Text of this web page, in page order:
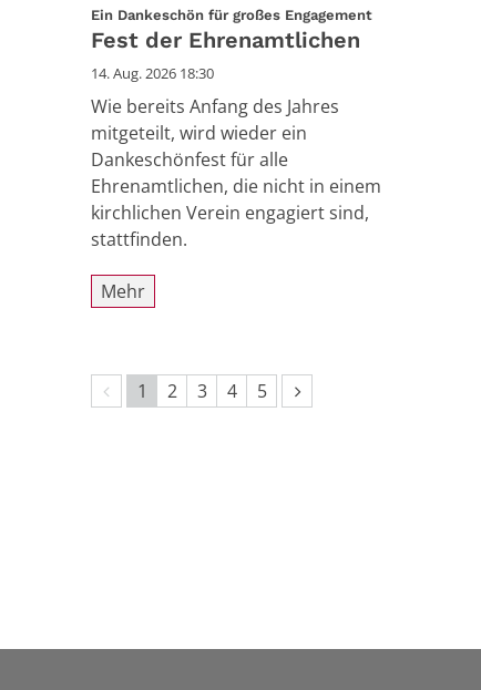
Ein Dankeschön für großes Engagement:
Fest der Ehrenamtlichen
14. Aug. 2026 18:30
Wie bereits Anfang des Jahres
mitgeteilt, wird wieder ein
Dankeschönfest für alle
Ehrenamtlichen, die nicht in einem
kirchlichen Verein engagiert sind,
stattfinden.
Mehr
Vorherige Seite
1 2 3 4 5 Nächste Seite